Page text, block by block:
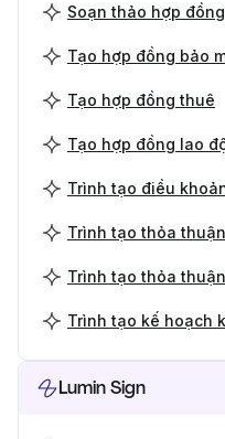
Soạn thảo hợp
Tạo hợp đồng bảo
Tạo hợp đồng thuê
Tạo hợp đồng lao
Trình tạo điều
Trình tạo thỏa
Trình tạo thỏa
Trình tạo kế hoạch
Lumin Sign